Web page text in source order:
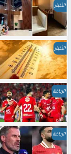
الأخبار
الأخبار
الرياضة
الرياضة